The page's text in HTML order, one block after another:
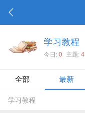
学习教程
今日:0 主题:4
全部 最新
学习教程